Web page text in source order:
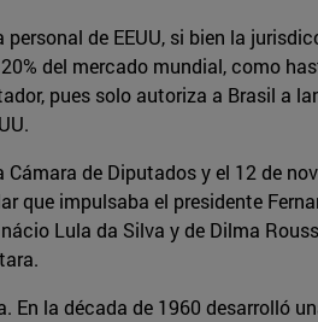
de EEUU, si bien la
del mercado mundial, como
pues solo autoriza a Brasil a
de Diputados y el 12 de
que impulsaba el presidente
Lula da Silva y de Dilma
En la década de 1960 desarrolló